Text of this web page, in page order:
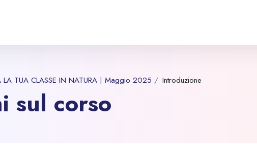
LA TUA CLASSE IN NATURA | Maggio 2025 Introduzione
sul corso